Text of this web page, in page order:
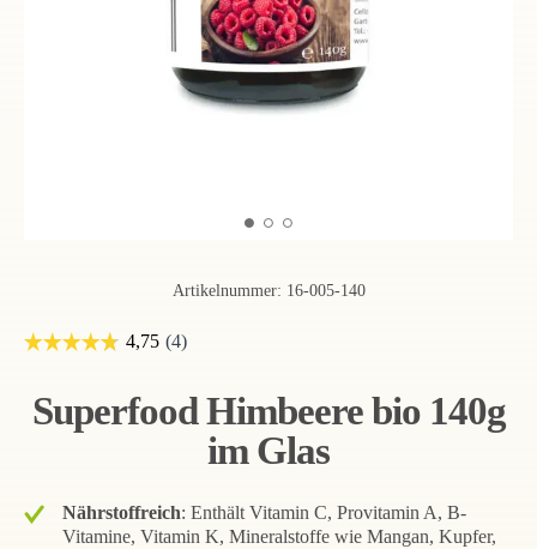
Artikelnummer: 16-005-140
Superfood Himbeere bio 140g
im Glas
Nährstoffreich: Enthält Vitamin C, Provitamin A, B-
Vitamine, Vitamin K, Mineralstoffe wie Mangan, Kupfer,